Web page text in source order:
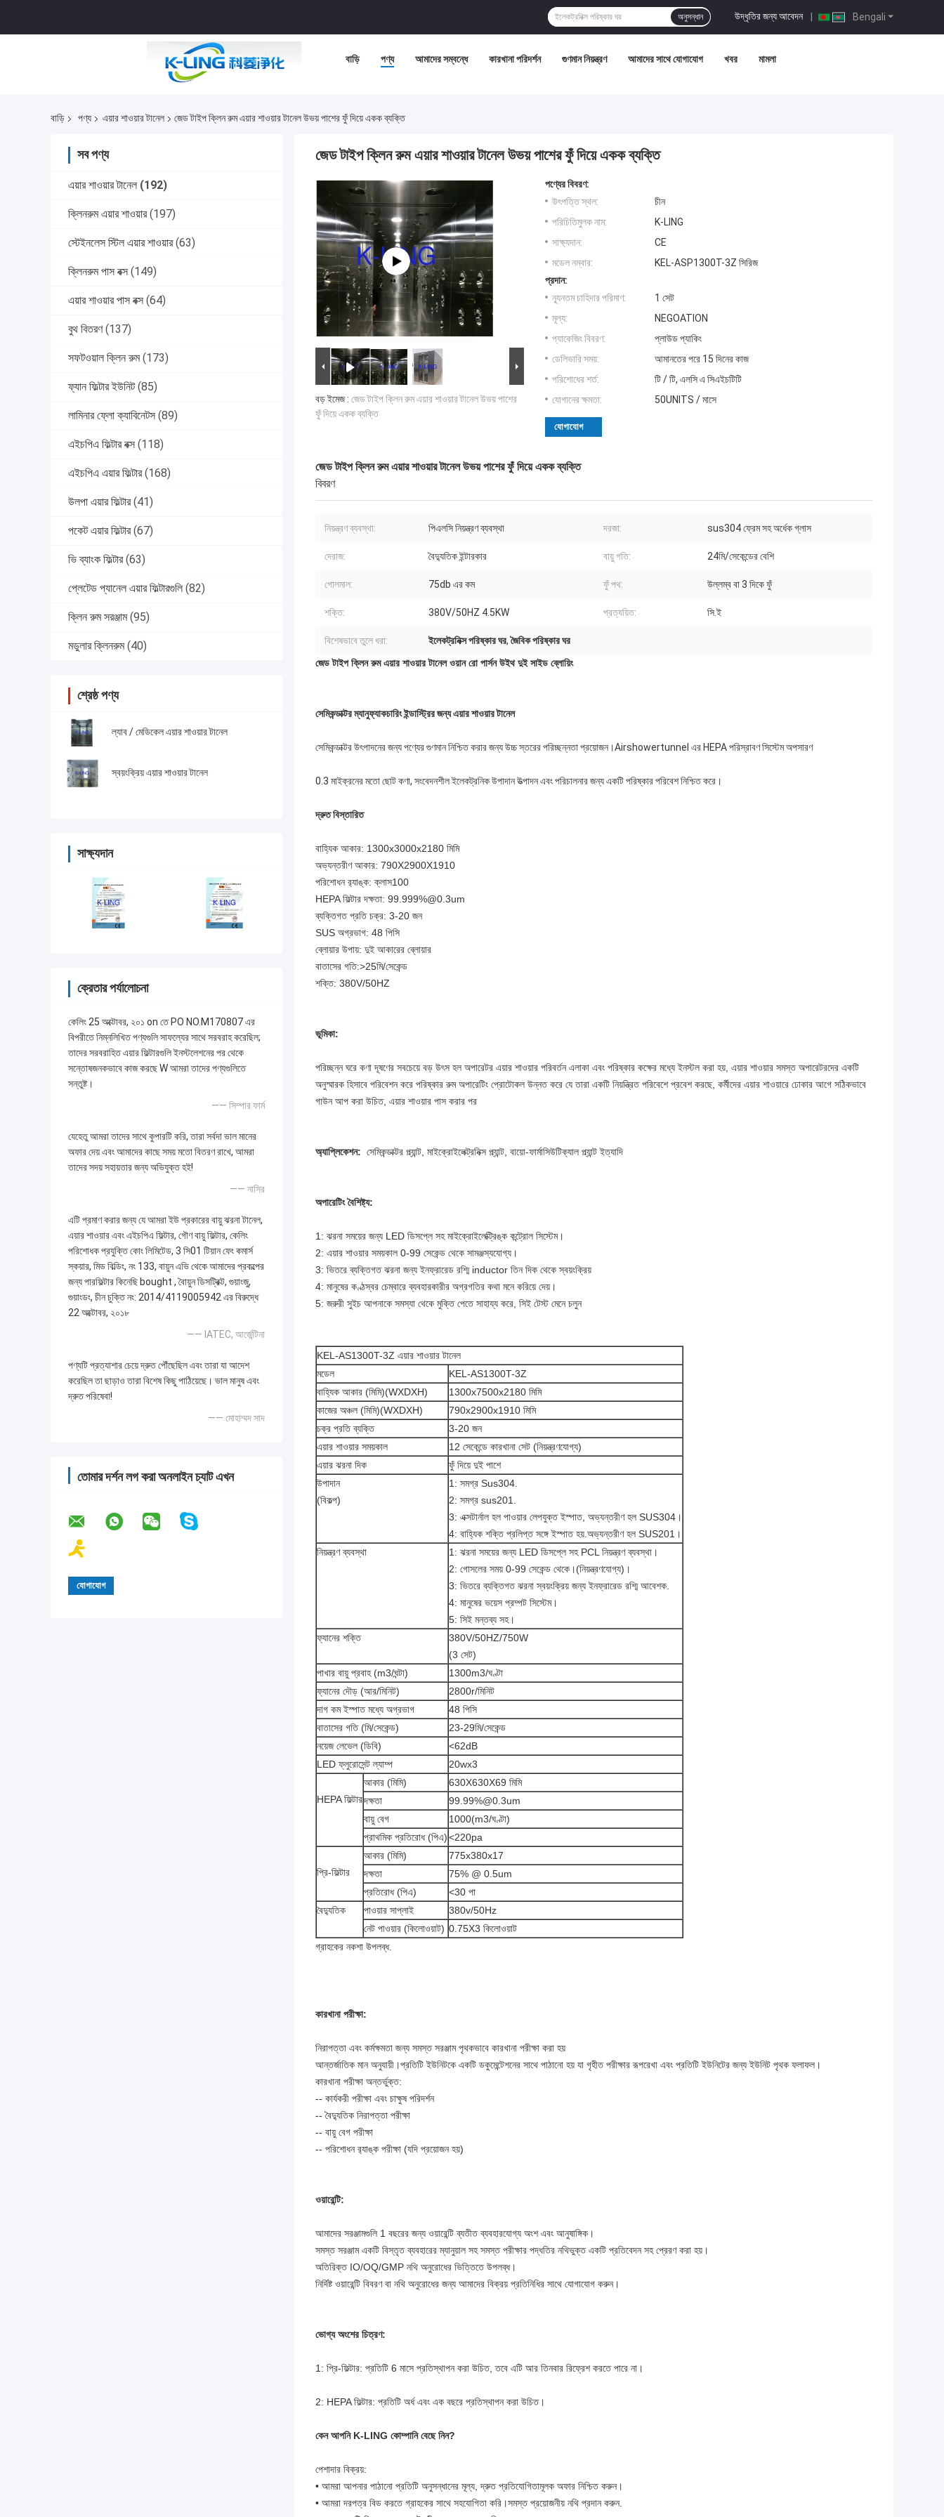
Bengali
উদ্ধৃতির জন্য আবেদন |
অনুসন্ধান
বাড়ি পণ্য আমাদের সম্বন্ধে কারখানা পরিদর্শন গুণমান নিয়ন্ত্রণ আমাদের সাথে যোগাযোগ খবর মামলা
বাড়ি পণ্য এয়ার শাওয়ার টানেল জেড টাইপ ক্লিন রুম এয়ার শাওয়ার টানেল উভয় পাশের ফুঁ দিয়ে একক ব্যক্তি
সব পণ্য
এয়ার শাওয়ার টানেল (192)
ক্লিনরুম এয়ার শাওয়ার (197)
স্টেইনলেস স্টিল এয়ার শাওয়ার (63)
ক্লিনরুম পাস বক্স (149)
এয়ার শাওয়ার পাস বক্স (64)
বুথ বিতরণ (137)
সফটওয়াল ক্লিন রুম (173)
ফ্যান ফিল্টার ইউনিট (85)
লামিনার ফ্লো ক্যাবিনেটস (89)
এইচপিএ ফিল্টার বক্স (118)
এইচপিএ এয়ার ফিল্টার (168)
উলপা এয়ার ফিল্টার (41)
পকেট এয়ার ফিল্টার (67)
ভি ব্যাংক ফিল্টার (63)
প্লেটেড প্যানেল এয়ার ফিল্টারগুলি (82)
ক্লিন রুম সরঞ্জাম (95)
মডুলার ক্লিনরুম (40)
শ্রেষ্ঠ পণ্য
ল্যাব / মেডিকেল এয়ার শাওয়ার টানেল
স্বয়ংক্রিয় এয়ার শাওয়ার টানেল
সাক্ষ্যদান
ক্রেতার পর্যালোচনা
কেলিং 25 অক্টোবর, ২০১ on তে PO NO.M170807 এর
বিপরীতে নিম্নলিখিত পণ্যগুলি সাফল্যের সাথে সরবরাহ করেছিল;
তাদের সরবরাহিত এয়ার ফিল্টারগুলি ইনস্টলেশনের পর থেকে
সন্তোষজনকভাবে কাজ করছে W আমরা তাদের পণ্যগুলিতে
সন্তুষ্ট।
—— সিম্পার ফার্ম
যেহেতু আমরা তাদের সাথে কুপারটি করি, তারা সর্বদা ভাল মানের
অফার দেয় এবং আমাদের কাছে সময় মতো বিতরণ রাখে, আমরা
তাদের সদয় সহায়তার জন্য অভিযুক্ত হই!
—— নাসির
এটি প্রমাণ করার জন্য যে আমরা ইউ প্রকারের বায়ু ঝরনা টানেল,
এয়ার শাওয়ার এবং এইচপিএ ফিল্টার, গৌণ বায়ু ফিল্টার, কেলিং
পরিশোধক প্রযুক্তি কোং লিমিটেড, 3 সি01 টিয়ান ফেং কমার্স
স্কয়ার, মিড বিল্ডিং, নং 133, বায়ুন এভি থেকে আমাদের প্রকল্পের
জন্য পারফিল্টার কিনেছি bought , বৈায়ুন ডিসট্রিক্ট, গুয়াংজু,
গুয়াংডং, চীন চুক্তি নং: 2014/4119005942 এর বিরুদ্ধে
22 অক্টোবর, ২০১৮
—— IATEC, আর্জেন্টিনা
পণ্যটি প্রত্যাশার চেয়ে দ্রুত পৌঁছেছিল এবং তারা যা আদেশ
করেছিল তা ছাড়াও তারা বিশেষ কিছু পাঠিয়েছে। ভাল মানুষ এবং
দ্রুত পরিষেবা!
—— মোহাম্মদ সাদ
তোমার দর্শন লগ করা অনলাইন চ্যাট এখন
জেড টাইপ ক্লিন রুম এয়ার শাওয়ার টানেল উভয় পাশের ফুঁ দিয়ে একক ব্যক্তি
বড় ইমেজ : জেড টাইপ ক্লিন রুম এয়ার শাওয়ার টানেল উভয় পাশের
ফুঁ দিয়ে একক ব্যক্তি
পণ্যের বিবরণ:
উৎপত্তি স্থল:
চীন
পরিচিতিমুলক নাম:
K-LING
সাক্ষ্যদান:
CE
মডেল নম্বার:
KEL-ASP1300T-3Z সিরিজ
প্রদান:
ন্যূনতম চাহিদার পরিমাণ:
1 সেট
মূল্য:
NEGOATION
প্যাকেজিং বিবরণ:
প্লাউড প্যাকিং
ডেলিভারি সময়:
আমানতের পরে 15 দিনের কাজ
পরিশোধের শর্ত:
টি / টি, এলসি এ সিএইচটিটি
যোগানের ক্ষমতা:
50UNITS / মাসে
যোগাযোগ
জেড টাইপ ক্লিন রুম এয়ার শাওয়ার টানেল উভয় পাশের ফুঁ দিয়ে একক ব্যক্তি
বিবরণ
নিয়ন্ত্রণ ব্যবস্থা: পিএলসি নিয়ন্ত্রণ ব্যবস্থা দরজা: sus304 ফ্রেম সহ অর্ধেক গ্লাস
দেরাজ: বৈদ্যুতিক ইন্টারকার বায়ু গতি: 24মি/সেকেন্ডের বেশি
গোলমাল: 75db এর কম ফুঁ পথ: উল্লম্ব বা 3 দিকে ফুঁ
শক্তি: 380V/50HZ 4.5KW প্রত্যয়িত: সি.ই
বিশেষভাবে তুলে ধরা: ইলেকট্রনিক্স পরিষ্কার ঘর,জৈবিক পরিষ্কার ঘর
জেড টাইপ ক্লিন রুম এয়ার শাওয়ার টানেল ওয়ান রো পার্সন উইথ দুই সাইড ব্লোয়িং
সেমিকন্ডাক্টর ম্যানুফ্যাকচারিং ইন্ডাস্ট্রির জন্য এয়ার শাওয়ার টানেল
সেমিকন্ডাক্টর উৎপাদনের জন্য পণ্যের গুণমান নিশ্চিত করার জন্য উচ্চ স্তরের পরিচ্ছন্নতা প্রয়োজন।Airshowertunnel এর HEPA পরিস্রাবণ সিস্টেম অপসারণ
0.3 মাইক্রনের মতো ছোট কণা, সংবেদনশীল ইলেকট্রনিক উপাদান উত্পাদন এবং পরিচালনার জন্য একটি পরিষ্কার পরিবেশ নিশ্চিত করে।
দ্রুত বিস্তারিত
বাহ্যিক আকার: 1300x3000x2180 মিমি
অভ্যন্তরীণ আকার: 790X2900X1910
পরিশোধন র‌্যাঙ্ক: ক্লাস100
HEPA ফিল্টার দক্ষতা: 99.999%@0.3um
ব্যক্তিগত প্রতি চক্র: 3-20 জন
SUS অগ্রভাগ: 48 পিসি
ব্লোয়ার উপায়: দুই আকারের ব্লোয়ার
বাতাসের গতি:>25মি/সেকেন্ড
শক্তি: 380V/50HZ
ভূমিকা:
পরিচ্ছন্ন ঘরে কণা দূষণের সবচেয়ে বড় উৎস হল অপারেটর এয়ার শাওয়ার পরিবর্তন এলাকা এবং পরিষ্কার কক্ষের মধ্যে ইনস্টল করা হয়, এয়ার শাওয়ার সমস্ত অপারেটরদের একটি
অনুস্মারক হিসাবে পরিবেশন করে পরিষ্কার রুম অপারেটিং প্রোটোকল উন্নত করে যে তারা একটি নিয়ন্ত্রিত পরিবেশে প্রবেশ করছে, কর্মীদের এয়ার শাওয়ারে ঢোকার আগে সঠিকভাবে
গাউন আপ করা উচিত, এয়ার শাওয়ার পাস করার পর
অ্যাপ্লিকেশন: সেমিকন্ডাক্টর প্ল্যান্ট, মাইক্রোইলেক্ট্রনিক্স প্ল্যান্ট, বায়ো-ফার্মাসিউটিক্যাল প্ল্যান্ট ইত্যাদি
অপারেটিং বৈশিষ্ট্য:
1: ঝরনা সময়ের জন্য LED ডিসপ্লে সহ মাইক্রোইলেক্ট্রিঙ্ক কন্ট্রোল সিস্টেম।
2: এয়ার শাওয়ার সময়কাল 0-99 সেকেন্ড থেকে সামঞ্জস্যযোগ্য।
3: ভিতরে ব্যক্তিগত ঝরনা জন্য ইনফ্রারেড রশ্মি inductor তিন দিক থেকে স্বয়ংক্রিয়
4: মানুষের কণ্ঠস্বর চেম্বারে ব্যবহারকারীর অগ্রগতির কথা মনে করিয়ে দেয়।
5: জরুরী সুইচ আপনাকে সমস্যা থেকে মুক্তি পেতে সাহায্য করে, সিই টেস্ট মেনে চলুন
KEL-AS1300T-3Z এয়ার শাওয়ার টানেল
মডেল
KEL-AS1300T-3Z
বাহ্যিক আকার (মিমি)(WXDXH)
1300x7500x2180 মিমি
কাজের অঞ্চল (মিমি)(WXDXH)
790x2900x1910 মিমি
চক্র প্রতি ব্যক্তি
3-20 জন
এয়ার শাওয়ার সময়কাল
12 সেকেন্ডে কারখানা সেট (নিয়ন্ত্রণযোগ্য)
এয়ার ঝরনা দিক
ফুঁ দিয়ে দুই পাশে
উপাদান
(বিকল্প)
1: সমগ্র Sus304.
2: সমগ্র sus201.
3: এক্সটার্নাল হল পাওয়ার লেপযুক্ত ইস্পাত, অভ্যন্তরীণ হল SUS304।
4: বাহ্যিক শক্তি প্রলিপ্ত সঙ্গে ইস্পাত হয়.অভ্যন্তরীণ হল SUS201।
নিয়ন্ত্রণ ব্যবস্থা
1: ঝরনা সময়ের জন্য LED ডিসপ্লে সহ PCL নিয়ন্ত্রণ ব্যবস্থা।
2: গোসলের সময় 0-99 সেকেন্ড থেকে।(নিয়ন্ত্রণযোগ্য)।
3: ভিতরে ব্যক্তিগত ঝরনা স্বয়ংক্রিয় জন্য ইনফ্রারেড রশ্মি আবেশক.
4: মানুষের ভয়েস প্রম্পট সিস্টেম।
5: সিই মন্তব্য সহ।
ফ্যানের শক্তি
380V/50HZ/750W
(3 সেট)
পাখার বায়ু প্রবাহ (m3/ঘন্টা)
1300m3/ঘণ্টা
ফ্যানের দৌড় (আর/মিনিট)
2800r/মিনিট
দাগ কম ইস্পাত মধ্যে অগ্রভাগ
48 পিসি
বাতাসের গতি (মি/সেকেন্ড)
23-29মি/সেকেন্ড
নয়েজ লেভেল (ডিবি)
<62dB
LED ফ্লুরোসেন্ট ল্যাম্প
20wx3
HEPA ফিল্টার
আকার (মিমি)
630X630X69 মিমি
দক্ষতা
99.99%@0.3um
বায়ু বেগ
1000(m3/ঘণ্টা)
প্রাথমিক প্রতিরোধ (পিএ)<220pa
প্রি-ফিল্টার
আকার (মিমি)
775x380x17
দক্ষতা
75% @ 0.5um
প্রতিরোধ (পিএ)
<30 পা
বৈদ্যুতিক
পাওয়ার সাপ্লাই
380v/50Hz
নেট পাওয়ার (কিলোওয়াট) 0.75X3 কিলোওয়াট
গ্রাহকের নকশা উপলব্ধ.
কারখানা পরীক্ষা:
নিরাপত্তা এবং কর্মক্ষমতা জন্য সমস্ত সরঞ্জাম পৃথকভাবে কারখানা পরীক্ষা করা হয়
আন্তর্জাতিক মান অনুযায়ী।প্রতিটি ইউনিটকে একটি ডকুমেন্টেশনের সাথে পাঠানো হয় যা গৃহীত পরীক্ষার রূপরেখা এবং প্রতিটি ইউনিটের জন্য ইউনিট পৃথক ফলাফল।
কারখানা পরীক্ষা অন্তর্ভুক্ত:
-- কার্যকরী পরীক্ষা এবং চাক্ষুষ পরিদর্শন
-- বৈদ্যুতিক নিরাপত্তা পরীক্ষা
-- বায়ু বেগ পরীক্ষা
-- পরিশোধন র‌্যাঙ্ক পরীক্ষা (যদি প্রয়োজন হয়)
ওয়ারেন্টি:
আমাদের সরঞ্জামগুলি 1 বছরের জন্য ওয়ারেন্টি ব্যতীত ব্যবহারযোগ্য অংশ এবং আনুষাঙ্গিক।
সমস্ত সরঞ্জাম একটি বিস্তৃত ব্যবহারের ম্যানুয়াল সহ সমস্ত পরীক্ষার পদ্ধতির নথিভুক্ত একটি প্রতিবেদন সহ প্রেরণ করা হয়।
অতিরিক্ত IO/OQ/GMP নথি অনুরোধের ভিত্তিতে উপলব্ধ।
নির্দিষ্ট ওয়ারেন্টি বিবরণ বা নথি অনুরোধের জন্য আমাদের বিক্রয় প্রতিনিধির সাথে যোগাযোগ করুন।
ভোগ্য অংশের চিত্রণ:
1: প্রি-ফিল্টার: প্রতিটি 6 মাসে প্রতিস্থাপন করা উচিত, তবে এটি আর তিনবার রিফ্রেশ করতে পারে না।
2: HEPA ফিল্টার: প্রতিটি অর্ধ এবং এক বছরে প্রতিস্থাপন করা উচিত।
কেন আপনি K-LING কোম্পানি বেছে নিন?
পেশাদার বিক্রয়:
• আমরা আপনার পাঠানো প্রতিটি অনুসন্ধানের মূল্য, দ্রুত প্রতিযোগিতামূলক অফার নিশ্চিত করুন।
• আমরা দরপত্র বিড করতে গ্রাহকের সাথে সহযোগিতা করি।সমস্ত প্রয়োজনীয় নথি প্রদান করুন.